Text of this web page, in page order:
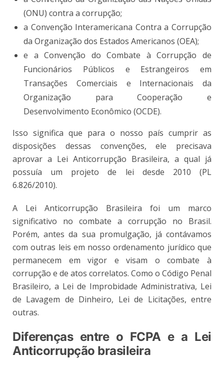
(ONU) contra a corrupção;
a Convenção Interamericana Contra a Corrupção
da Organização dos Estados Americanos (OEA);
e a Convenção do Combate à Corrupção de
Funcionários Públicos e Estrangeiros em
Transações Comerciais e Internacionais da
Organização para Cooperação e
Desenvolvimento Econômico (OCDE).
Isso significa que para o nosso país cumprir as
disposições dessas convenções, ele precisava
aprovar a Lei Anticorrupção Brasileira, a qual já
possuía um projeto de lei desde 2010 (PL
6.826/2010).
A Lei Anticorrupção Brasileira foi um marco
significativo no combate a corrupção no Brasil.
Porém, antes da sua promulgação, já contávamos
com outras leis em nosso ordenamento jurídico que
permanecem em vigor e visam o combate à
corrupção e de atos correlatos. Como o Código Penal
Brasileiro, a Lei de Improbidade Administrativa, Lei
de Lavagem de Dinheiro, Lei de Licitações, entre
outras.
Diferenças entre o FCPA e a Lei
Anticorrupção brasileira